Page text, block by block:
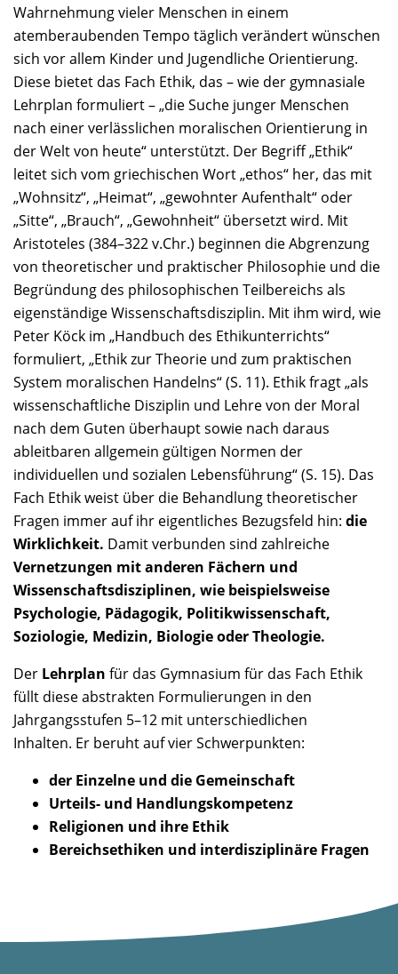
Wahrnehmung vieler Menschen in einem
atemberaubenden Tempo täglich verändert wünschen
sich vor allem Kinder und Jugendliche Orientierung.
Diese bietet das Fach Ethik, das – wie der gymnasiale
Lehrplan formuliert – „die Suche junger Menschen
nach einer verlässlichen moralischen Orientierung in
der Welt von heute“ unterstützt. Der Begriff „Ethik“
leitet sich vom griechischen Wort „ethos“ her, das mit
„Wohnsitz“, „Heimat“, „gewohnter Aufenthalt“ oder
„Sitte“, „Brauch“, „Gewohnheit“ übersetzt wird. Mit
Aristoteles (384–322 v.Chr.) beginnen die Abgrenzung
von theoretischer und praktischer Philosophie und die
Begründung des philosophischen Teilbereichs als
eigenständige Wissenschaftsdisziplin. Mit ihm wird, wie
Peter Köck im „Handbuch des Ethikunterrichts“
formuliert, „Ethik zur Theorie und zum praktischen
System moralischen Handelns“ (S. 11). Ethik fragt „als
wissenschaftliche Disziplin und Lehre von der Moral
nach dem Guten überhaupt sowie nach daraus
ableitbaren allgemein gültigen Normen der
individuellen und sozialen Lebensführung“ (S. 15). Das
Fach Ethik weist über die Behandlung theoretischer
Fragen immer auf ihr eigentliches Bezugsfeld hin: die
Wirklichkeit. Damit verbunden sind zahlreiche
Vernetzungen mit anderen Fächern und
Wissenschaftsdisziplinen, wie beispielsweise
Psychologie, Pädagogik, Politikwissenschaft,
Soziologie, Medizin, Biologie oder Theologie.
Der Lehrplan für das Gymnasium für das Fach Ethik
füllt diese abstrakten Formulierungen in den
Jahrgangsstufen 5–12 mit unterschiedlichen
Inhalten. Er beruht auf vier Schwerpunkten:
der Einzelne und die Gemeinschaft
Urteils- und Handlungskompetenz
Religionen und ihre Ethik
Bereichsethiken und interdisziplinäre Fragen